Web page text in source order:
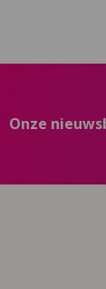
Onze